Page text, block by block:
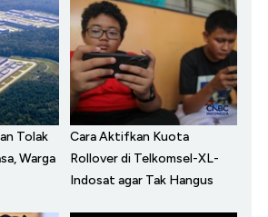
Tolak
Warga
Cara Aktifkan Kuota
Rollover di Telkomsel-XL-
Indosat agar Tak Hangus